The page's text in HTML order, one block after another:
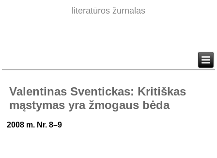
literatūros žurnalas
Valentinas Sventickas: Kritiškas
mąstymas yra žmogaus bėda
2008 m. Nr. 8–9